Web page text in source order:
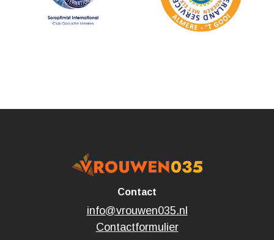
Contact
info@vrouwen035.nl
Contactformulier